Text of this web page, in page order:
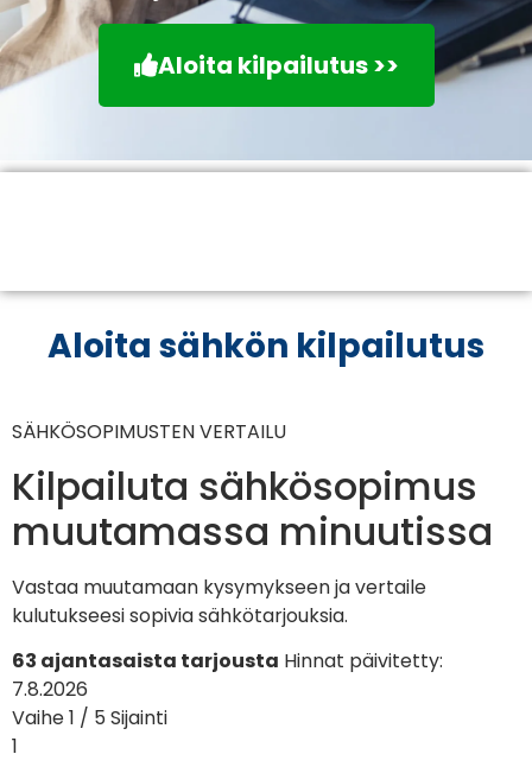
Aloita kilpailutus >>
Aloita sähkön kilpailutus
SÄHKÖSOPIMUSTEN VERTAILU
Kilpailuta sähkösopimus
muutamassa minuutissa
Vastaa muutamaan kysymykseen ja vertaile
kulutukseesi sopivia sähkötarjouksia.
63 ajantasaista tarjousta Hinnat päivitetty:
7.8.2026
Vaihe 1 / 5 Sijainti
1